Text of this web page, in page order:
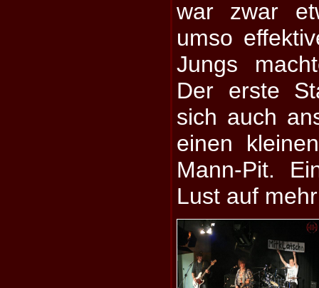
war zwar
umso
Jungs
Der erste
sich auch
einen
Mann-Pit.
Lust auf